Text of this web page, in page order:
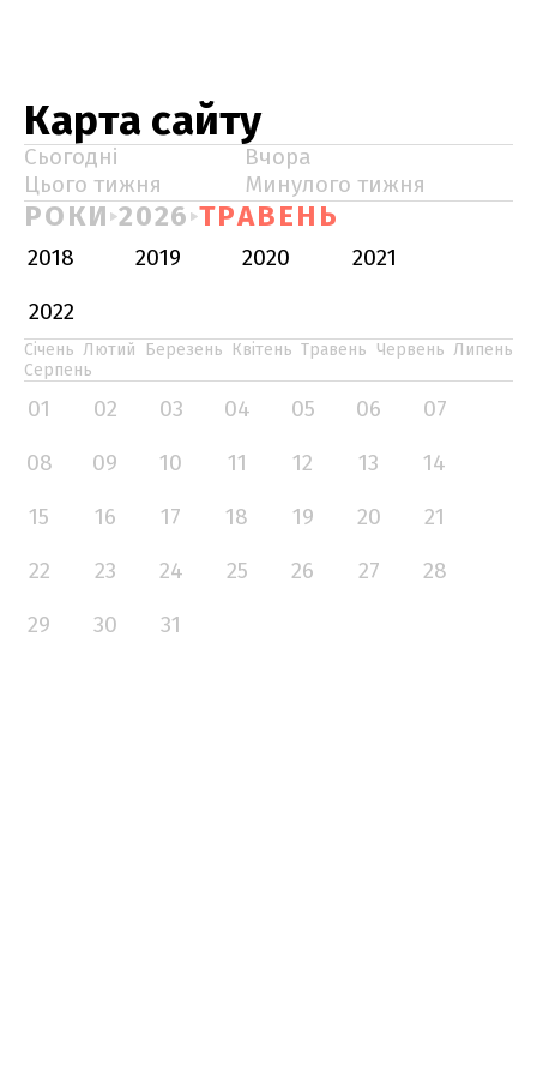
Карта сайту
Сьогодні
Вчора
Цього тижня
Минулого тижня
РОКИ 2026 ТРАВЕНЬ
2018 2019 2020
2021
2022
Січень Лютий Березень Квітень Травень Червень Липень
Серпень
01 02 03 04 05 06
07
08
09 10 11 12 13
14
15
16 17 18 19 20
21
22
23 24 25 26 27
28
29
30 31